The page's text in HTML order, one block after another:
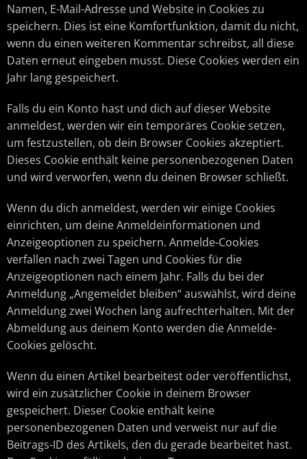
Namen, E-Mail-Adresse und Website in Cookies zu
speichern. Dies ist eine Komfortfunktion, damit du nicht,
wenn du einen weiteren Kommentar schreibst, all diese
Daten erneut eingeben musst. Diese Cookies werden ein
Jahr lang gespeichert.
Falls du ein Konto hast und dich auf dieser Website
anmeldest, werden wir ein temporäres Cookie setzen,
um festzustellen, ob dein Browser Cookies akzeptiert.
Dieses Cookie enthält keine personenbezogenen Daten
und wird verworfen, wenn du deinen Browser schließt.
Wenn du dich anmeldest, werden wir einige Cookies
einrichten, um deine Anmeldeinformationen und
Anzeigeoptionen zu speichern. Anmelde-Cookies
verfallen nach zwei Tagen und Cookies für die
Anzeigeoptionen nach einem Jahr. Falls du bei der
Anmeldung „Angemeldet bleiben“ auswählst, wird deine
Anmeldung zwei Wochen lang aufrechterhalten. Mit der
Abmeldung aus deinem Konto werden die Anmelde-
Cookies gelöscht.
Wenn du einen Artikel bearbeitest oder veröffentlichst,
wird ein zusätzlicher Cookie in deinem Browser
gespeichert. Dieser Cookie enthält keine
personenbezogenen Daten und verweist nur auf die
Beitrags-ID des Artikels, den du gerade bearbeitet hast.